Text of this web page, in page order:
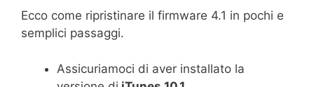
Ecco come ripristinare il firmware 4.1 in pochi e
semplici passaggi.
Assicuriamoci di aver installato la